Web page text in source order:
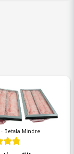
Betala Mindre